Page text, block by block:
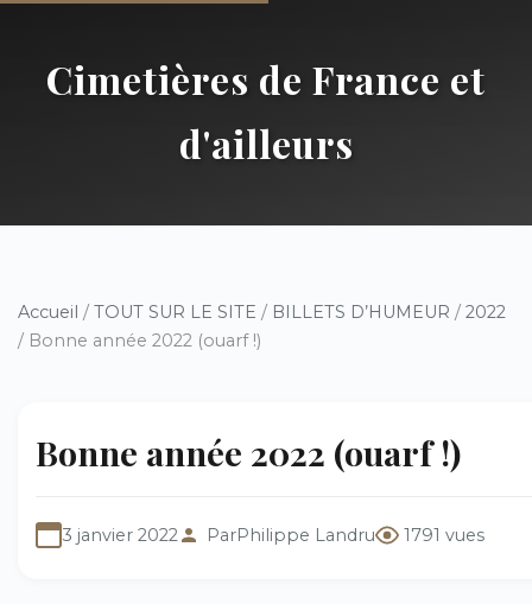
Cimetières de France et
d'ailleurs
Accueil / TOUT SUR LE SITE / BILLETS D’HUMEUR / 2022
/ Bonne année 2022 (ouarf !)
Bonne année 2022 (ouarf !)
3 janvier 2022 ParPhilippe Landru 1791 vues